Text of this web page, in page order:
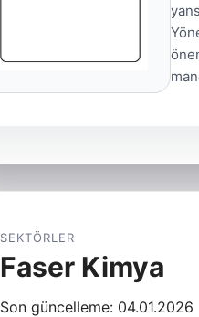
SEKTÖRLER
Faser Kimya
Son güncelleme: 04.01.2026